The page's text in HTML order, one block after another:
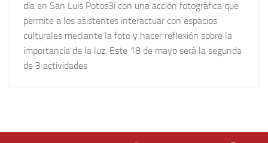
día en San Luis Potos3í con una acción fotográfica que
permite a los asistentes interactuar con espacios
culturales mediante la foto y hacer reflexión sobre la
importancia de la luz. Este 18 de mayo será la segunda
de 3 actividades